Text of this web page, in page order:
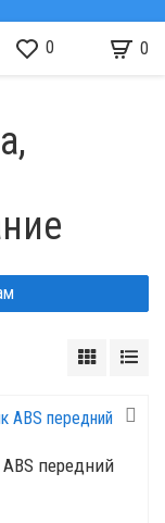
0 0
передний